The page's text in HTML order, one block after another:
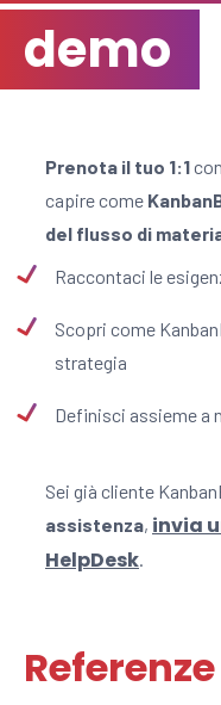
demo
Prenota il tuo 1:1
capire come
del flusso di
Raccontaci le
Scopri come
strategia
Definisci assieme a
Sei già cliente
assistenza, invia
HelpDesk.
Referenze